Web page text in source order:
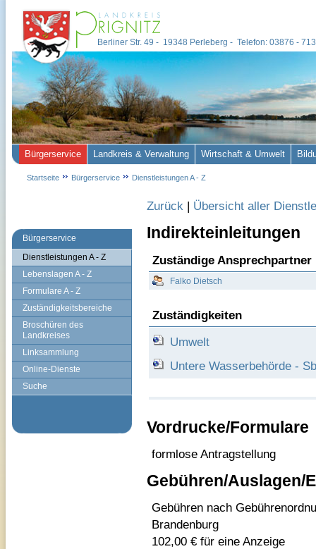
Bürgerservice
Dienstleistungen A - Z
Lebenslagen A - Z
Formulare A - Z
Zuständigkeitsbereiche
Broschüren des
Landkreises
Linksammlung
Online-Dienste
Suche
Zurück | Übersicht aller
Indirekteinleitungen
Zuständige Ansprechpartner
Falko Dietsch
Zuständigkeiten
Umwelt
Untere Wasserbehörde -
Vordrucke/Formulare
formlose Antragstellung
Gebühren/Auslagen/
Gebühren nach
Brandenburg
102,00 € für eine Anzeige
Berliner Str. 49 - 19348 Perleberg - Telefon: 03876 -
Bürgerservice Landkreis & Verwaltung Wirtschaft & Umwelt
Startseite Bürgerservice Dienstleistungen A - Z